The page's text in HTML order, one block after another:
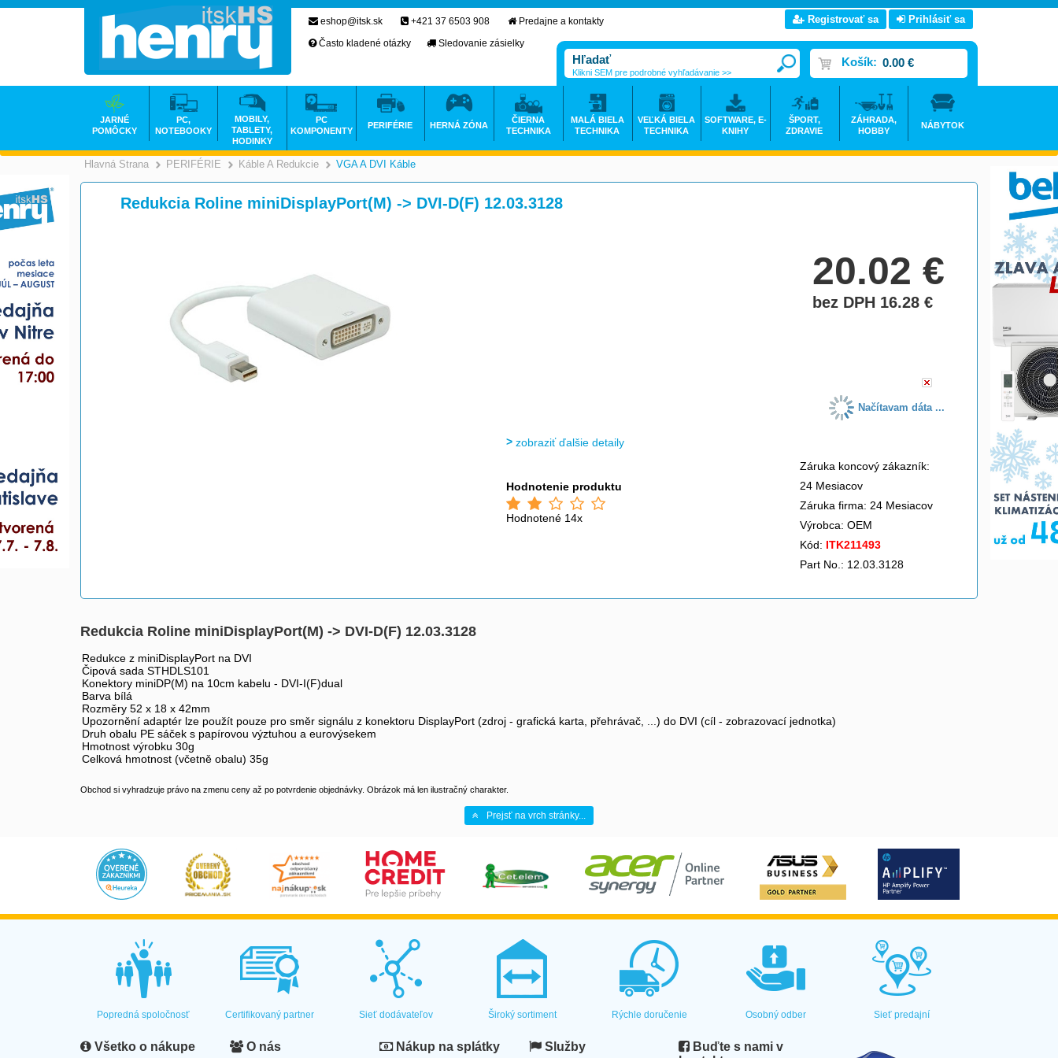
Hlavná Strana >
PERIFÉRIE >
Káble A Redukcie >
VGA A DVI Káble
Redukcia Roline miniDisplayPort(M) -> DVI-D(F) 12.03.3128
20.02€
bez DPH 16.28€
Načítavam dáta ...
zobraziť ďalšie detaily
Hodnotenie produktu
Hodnotené 14x
Záruka koncový zákazník:
24 Mesiacov
Záruka firma: 24 Mesiacov
Výrobca: OEM
Kód: ITK211493
Part No.: 12.03.3128
Redukcia Roline miniDisplayPort(M) -> DVI-D(F) 12.03.3128
Redukce z miniDisplayPort na DVI
Čipová sada STHDLS101
Konektory miniDP(M) na 10cm kabelu - DVI-I(F)dual
Barva bílá
Rozměry 52 x 18 x 42mm
Upozornění adaptér lze použít pouze pro směr signálu z konektoru DisplayPort (zdroj - grafická karta, přehrávač, ...) do DVI (cíl - zobrazovací jednotka)
Druh obalu PE sáček s papírovou výztuhou a eurovýsekem
Hmotnost výrobku 30g
Celková hmotnost (včetně obalu) 35g
Obchod si vyhradzuje právo na zmenu ceny až po potvrdenie objednávky. Obrázok má len ilustračný charakter.
Prejsť na vrch stránky...
eshop@itsk.sk +421 37 6503 908
Predajne a kontakty
Často kladené otázky
Sledovanie zásielky
Registrovať sa Prihlásiť sa
Košík: 0.00 €
Klikni SEM pre podrobné vyhľadávanie >>
JARNÉ
POMÔCKY
PC,
NOTEBOOKY
MOBILY,
TABLETY,
HODINKY
PC
KOMPONENTY
PERIFÉRIE HERNÁ ZÓNA
ČIERNA
TECHNIKA
MALÁ BIELA
TECHNIKA
VEĽKÁ BIELA
TECHNIKA
SOFTWARE, E-
KNIHY
ŠPORT,
ZDRAVIE
ZÁHRADA,
HOBBY
NÁBYTOK
Popredná spoločnosť Certifikovaný partner Sieť dodávateľov Široký sortiment Rýchle doručenie Osobný odber Sieť predajní
Všetko o nákupe O nás Nákup na splátky Služby
Buďte s nami v